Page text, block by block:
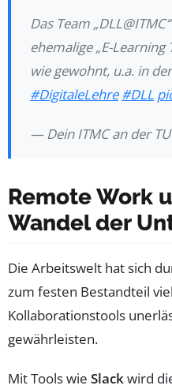
Das Team
ehemalige „E-Learning
wie gewohnt, u.a. in
#DigitaleLehre #DLL
— Dein ITMC an der
Remote Work
Wandel der
Die Arbeitswelt hat sich
zum festen Bestandteil
Kollaborationstools
gewährleisten.
Mit Tools wie Slackwird